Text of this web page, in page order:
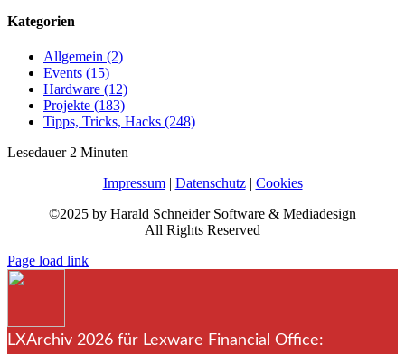
Kategorien
Allgemein (2)
Events (15)
Hardware (12)
Projekte (183)
Tipps, Tricks, Hacks (248)
Lesedauer 2 Minuten
Impressum| Datenschutz| Cookies
©2025 by Harald Schneider Software & Mediadesign
All Rights Reserved
Page load link
LXArchiv 2026 für Lexware Financial Office: